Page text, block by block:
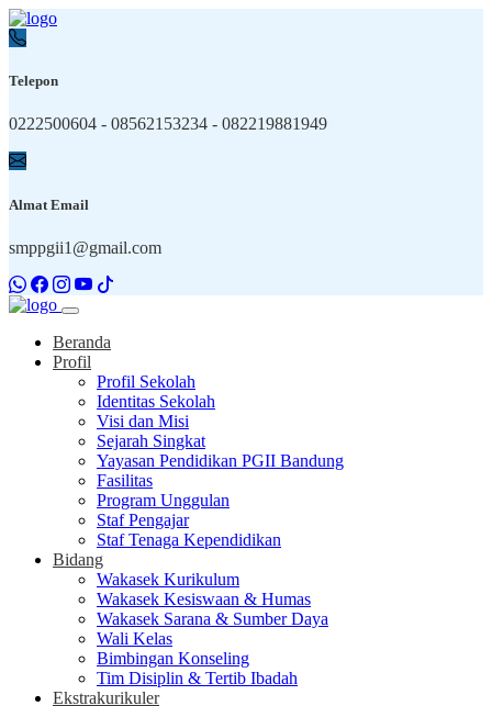
Telepon
0222500604 - 08562153234 - 082219881949
Almat Email
smppgii1@gmail.com
Beranda
Profil
Profil Sekolah
Identitas Sekolah
Visi dan Misi
Sejarah Singkat
Yayasan Pendidikan PGII Bandung
Fasilitas
Program Unggulan
Staf Pengajar
Staf Tenaga Kependidikan
Bidang
Wakasek Kurikulum
Wakasek Kesiswaan & Humas
Wakasek Sarana & Sumber Daya
Wali Kelas
Bimbingan Konseling
Tim Disiplin & Tertib Ibadah
Ekstrakurikuler